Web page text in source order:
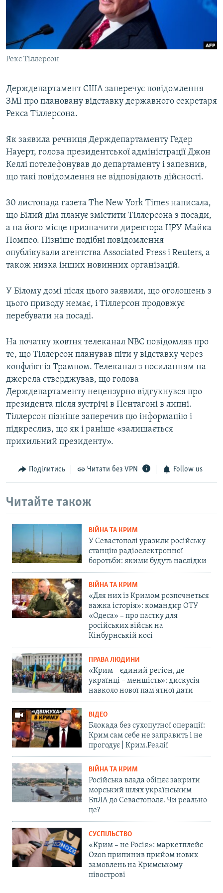
ВІДЕОУРОКИ «ELIFBE»
СВІДЧЕННЯ ОКУПАЦІЇ
УКРАЇНСЬКА ПРОБЛЕМА КРИМУ
ІНФОГРАФІКА
Qırımtatar
ДОЛУЧАЙСЯ!
Усі сайти RFE/RL
Рекс Тіллерсон
Держдепартамент США заперечує повідомлення
ЗМІ про плановану відставку державного секретаря
Рекса Тіллерсона.
Як заявила речниця Держдепартаменту Гедер
Науерт, голова президентської адміністрації Джон
Келлі потелефонував до департаменту і запевнив,
що такі повідомлення не відповідають дійсності.
30 листопада газета The New York Times написала,
що Білий дім планує змістити Тіллерсона з посади,
а на його місце призначити директора ЦРУ Майка
Помпео. Пізніше подібні повідомлення
опублікували агентства Associated Press і Reuters, а
також низка інших новинних організацій.
У Білому домі після цього заявили, що оголошень з
цього приводу немає, і Тіллерсон продовжує
перебувати на посаді.
На початку жовтня телеканал NBC повідомляв про
те, що Тіллерсон планував піти у відставку через
конфлікт із Трампом. Телеканал з посиланням на
джерела стверджував, що голова
Держдепартаменту нецензурно відгукнувся про
президента після зустрічі в Пентагоні в липні.
Тіллерсон пізніше заперечив цю інформацію і
підкреслив, що як і раніше «залишається
прихильний президенту».
Поділитись Читати без VPN Follow us
Читайте також
ВІЙНА ТА КРИМ
У Севастополі уразили російську
станцію радіоелектронної
боротьби: якими будуть наслідки
ВІЙНА ТА КРИМ
«Для них із Кримом розпочнеться
важка історія»: командир ОТУ
«Одеса» – про пастку для
російських військ на
Кінбурнській косі
ПРАВА ЛЮДИНИ
«Крим – єдиний регіон, де
українці – меншість»: дискусія
навколо нової пам'ятної дати
ВІДЕО
Блокада без сухопутної операції:
Крим сам себе не заправить і не
прогодує | Крим.Реалії
ВІЙНА ТА КРИМ
Російська влада обіцяє закрити
морський шлях українським
БпЛА до Севастополя. Чи реально
це?
СУСПІЛЬСТВО
«Крим – не Росія»: маркетплейс
Ozon припинив прийом нових
замовлень на Кримському
півострові